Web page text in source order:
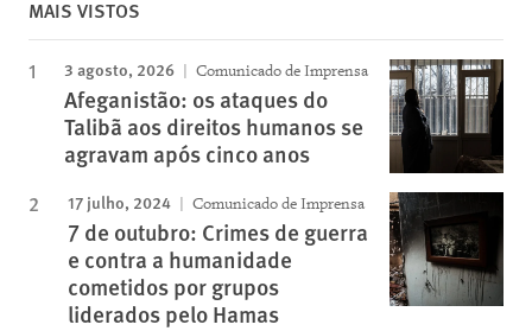
MAIS VISTOS
3 agosto, 2026 Comunicado de Imprensa
Afeganistão: os ataques do
Talibã aos direitos humanos se
agravam após cinco anos
17 julho, 2024 Comunicado de Imprensa
7 de outubro: Crimes de guerra
e contra a humanidade
cometidos por grupos
liderados pelo Hamas